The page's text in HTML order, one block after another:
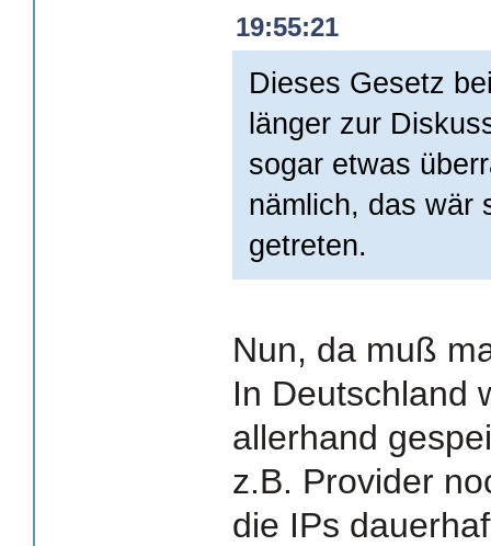
19:55:21
Dieses Gesetz
länger zur
sogar etwas
nämlich, das wär
getreten.
Nun, da muß
In Deutschland
allerhand
z.B. Provider
die IPs